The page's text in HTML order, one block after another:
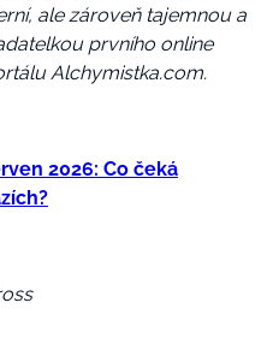
ale zároveň tajemnou a
prvního online
Alchymistka.com.
2026: Co čeká